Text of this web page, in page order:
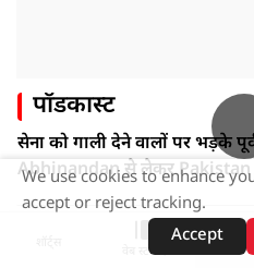
पॉडकास्ट
सेना को गाली देने वालों पर भड़के
Abhinandan से लेकर Pakistan
वेब स्टोरीज़
We use cookies to enhance
accept or reject tracking.
Accept